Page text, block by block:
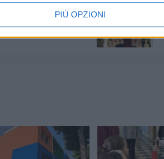
PIÙ OPZIONI
moglie di Mino
ministra Roccella: